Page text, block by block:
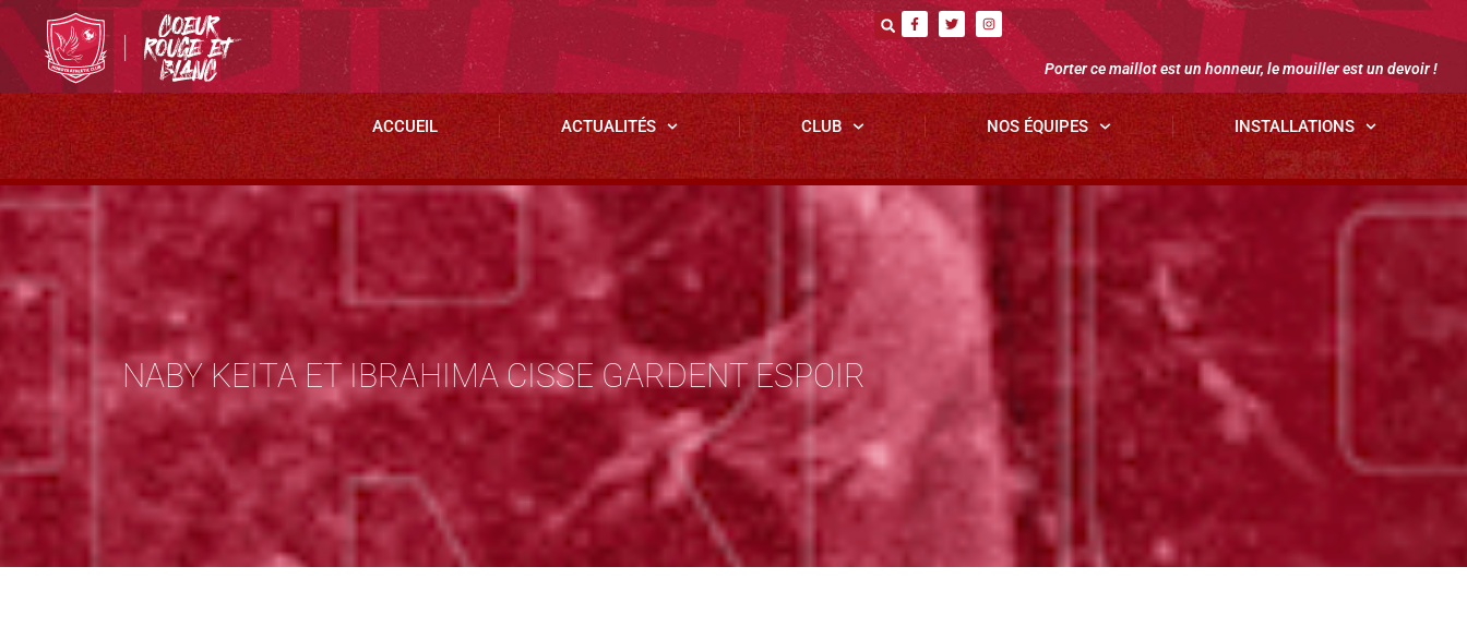
Porter ce maillot est un honneur, le mouiller est un devoir !
ACCUEIL ACTUALITÉS CLUB NOS ÉQUIPES INSTALLATIONS
NABY KEITA ET IBRAHIMA CISSE GARDENT ESPOIR